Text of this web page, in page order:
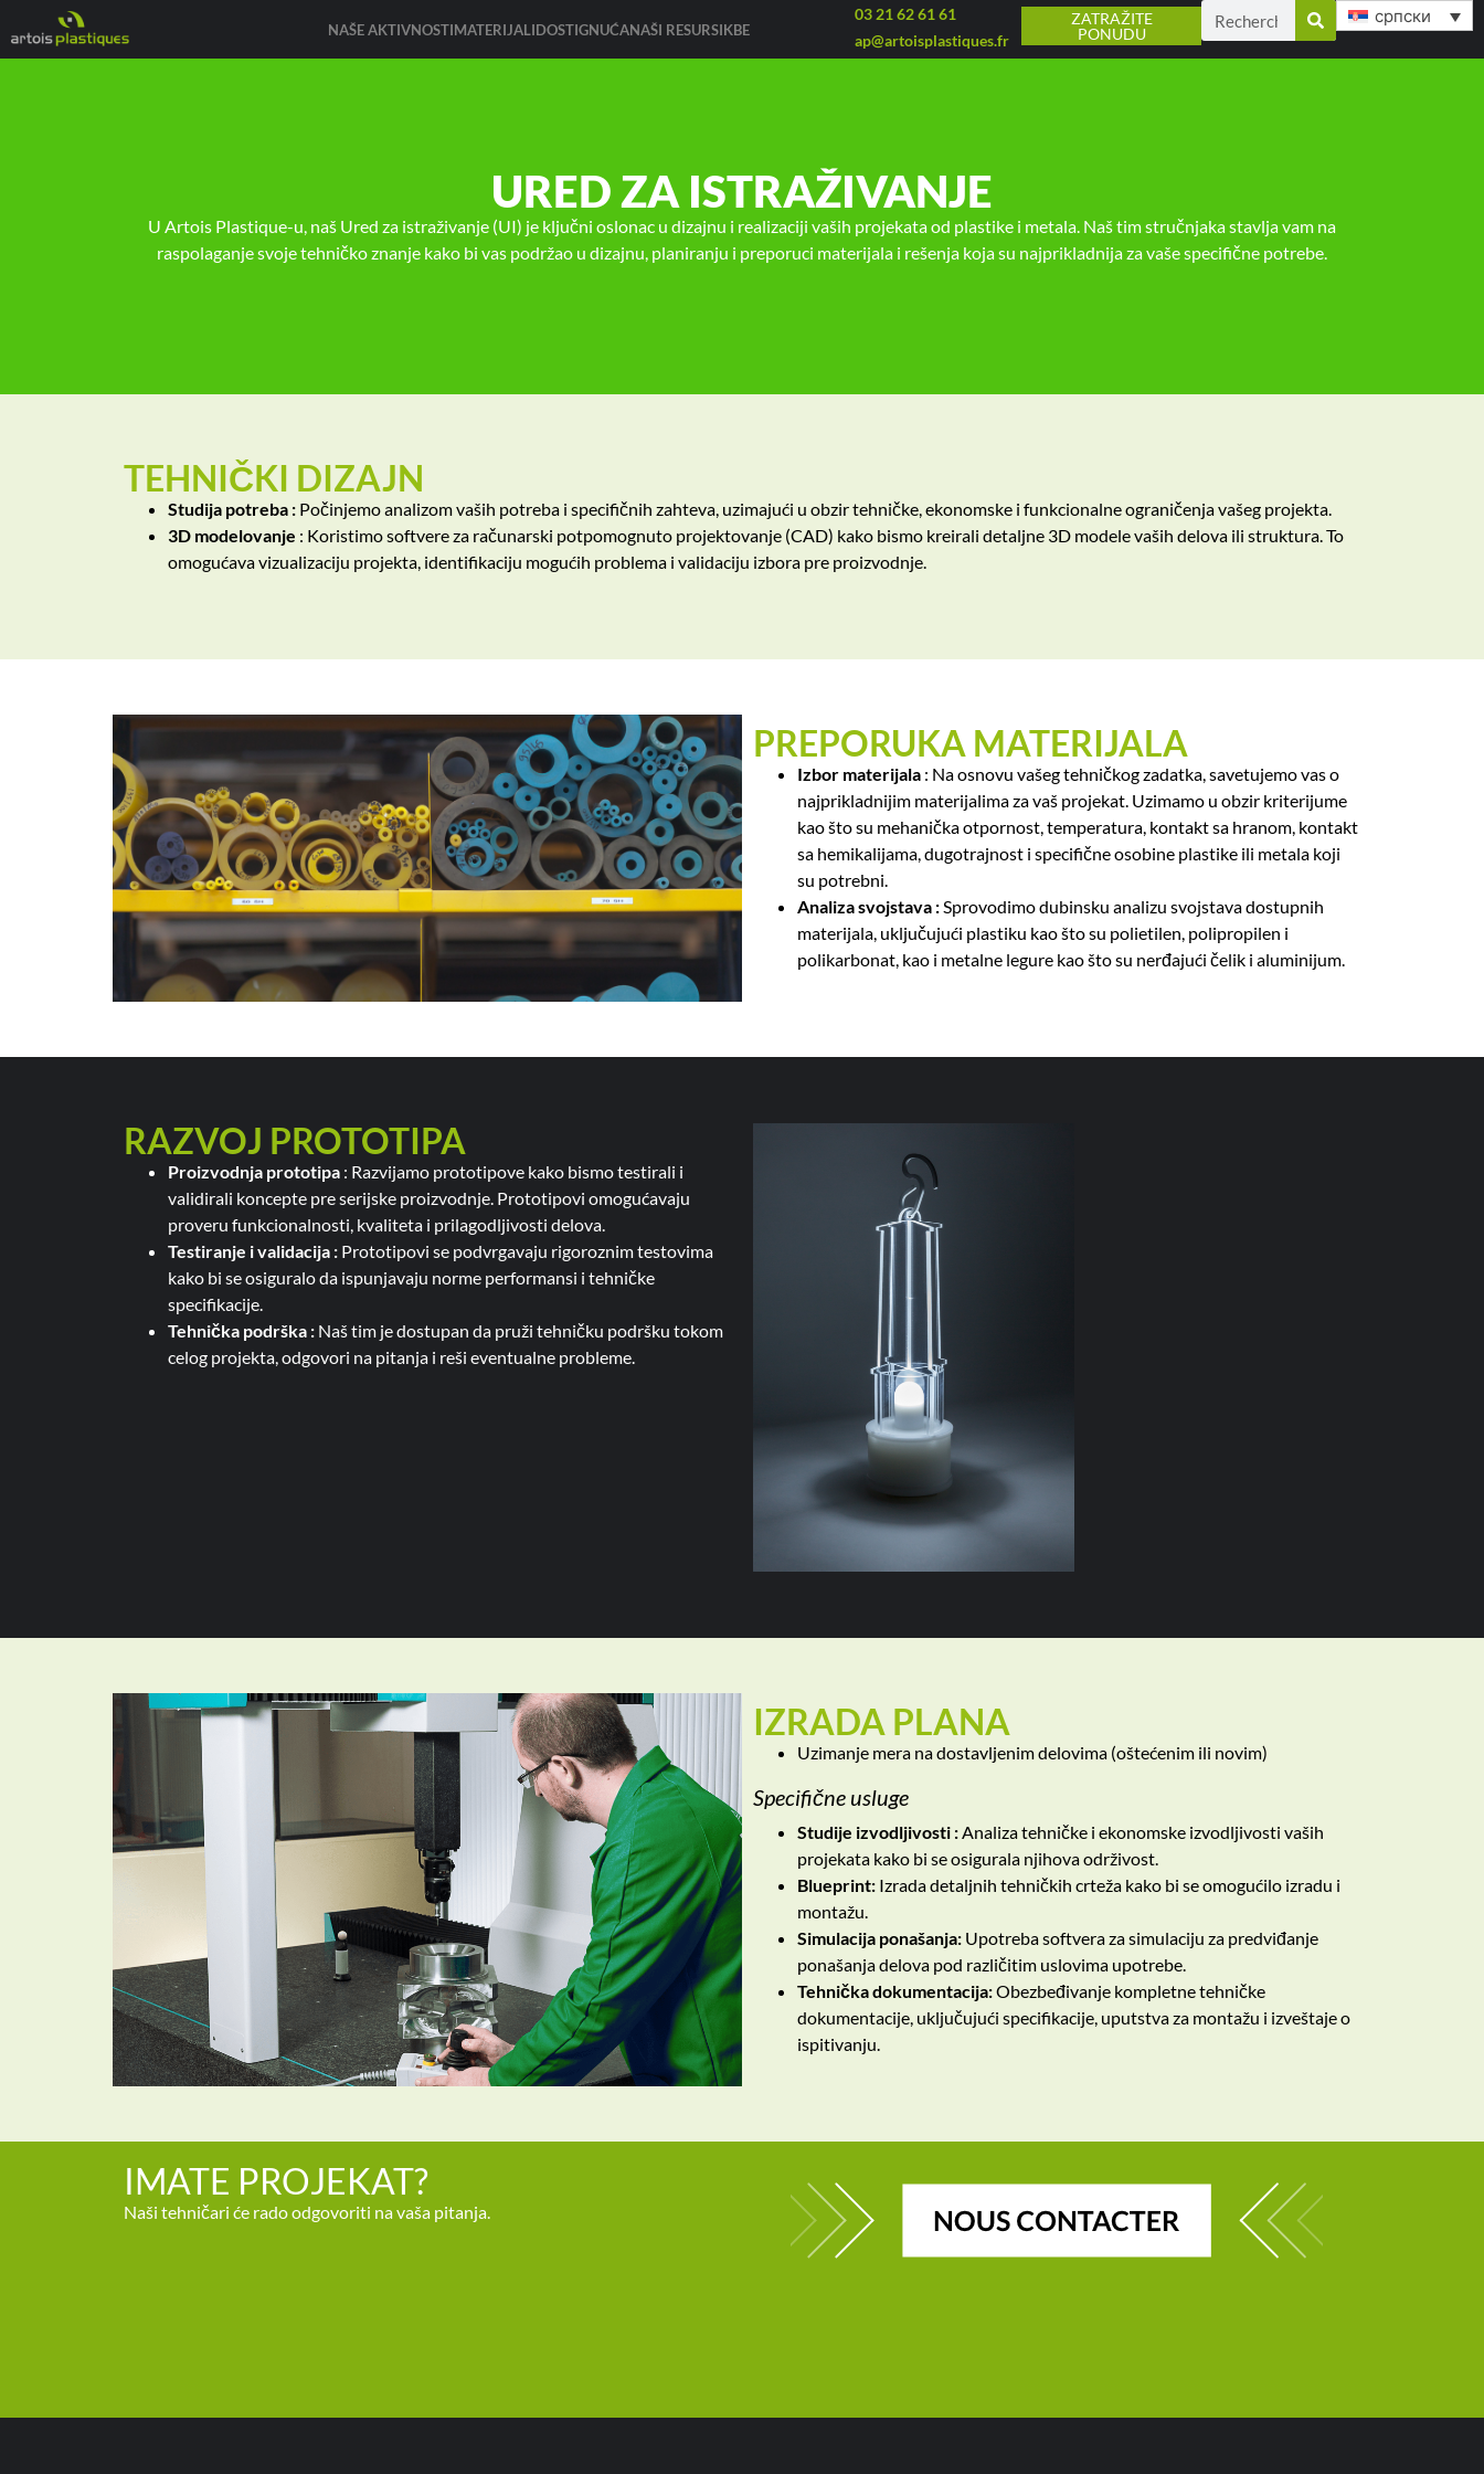
NAŠE AKTIVNOSTIMATERIJALIDOSTIGNUĆANAŠI RESURSIKBE
03 21 62 61 61
ap@artoisplastiques.fr
ZATRAŽITE
PONUDU
српски
URED ZA ISTRAŽIVANJE
U Artois Plastique-u, naš Ured za istraživanje (UI) je ključni oslonac u dizajnu i realizaciji vaših projekata od plastike i metala. Naš tim stručnjaka stavlja vam na
raspolaganje svoje tehničko znanje kako bi vas podržao u dizajnu, planiranju i preporuci materijala i rešenja koja su najprikladnija za vaše specifične potrebe.
TEHNIČKI DIZAJN
Studija potreba : Počinjemo analizom vaših potreba i specifičnih zahteva, uzimajući u obzir tehničke, ekonomske i funkcionalne ograničenja vašeg projekta.
3D modelovanje : Koristimo softvere za računarski potpomognuto projektovanje (CAD) kako bismo kreirali detaljne 3D modele vaših delova ili struktura. To
omogućava vizualizaciju projekta, identifikaciju mogućih problema i validaciju izbora pre proizvodnje.
PREPORUKA MATERIJALA
Izbor materijala : Na osnovu vašeg tehničkog zadatka, savetujemo vas o
najprikladnijim materijalima za vaš projekat. Uzimamo u obzir kriterijume
kao što su mehanička otpornost, temperatura, kontakt sa hranom, kontakt
sa hemikalijama, dugotrajnost i specifične osobine plastike ili metala koji
su potrebni.
Analiza svojstava :Sprovodimo dubinsku analizu svojstava dostupnih
materijala, uključujući plastiku kao što su polietilen, polipropilen i
polikarbonat, kao i metalne legure kao što su nerđajući čelik i aluminijum.
RAZVOJ PROTOTIPA
Proizvodnja prototipa : Razvijamo prototipove kako bismo testirali i
validirali koncepte pre serijske proizvodnje. Prototipovi omogućavaju
proveru funkcionalnosti, kvaliteta i prilagodljivosti delova.
Testiranje i validacija : Prototipovi se podvrgavaju rigoroznim testovima
kako bi se osiguralo da ispunjavaju norme performansi i tehničke
specifikacije.
Tehnička podrška : Naš tim je dostupan da pruži tehničku podršku tokom
celog projekta, odgovori na pitanja i reši eventualne probleme.
IZRADA PLANA
Uzimanje mera na dostavljenim delovima (oštećenim ili novim)
Specifične usluge
Studije izvodljivosti :Analiza tehničke i ekonomske izvodljivosti vaših
projekata kako bi se osigurala njihova održivost.
Blueprint: Izrada detaljnih tehničkih crteža kako bi se omogućilo izradu i
montažu.
Simulacija ponašanja: Upotreba softvera za simulaciju za predviđanje
ponašanja delova pod različitim uslovima upotrebe.
Tehnička dokumentacija:Obezbeđivanje kompletne tehničke
dokumentacije, uključujući specifikacije, uputstva za montažu i izveštaje o
ispitivanju.
IMATE PROJEKAT?
Naši tehničari će rado odgovoriti na vaša pitanja.